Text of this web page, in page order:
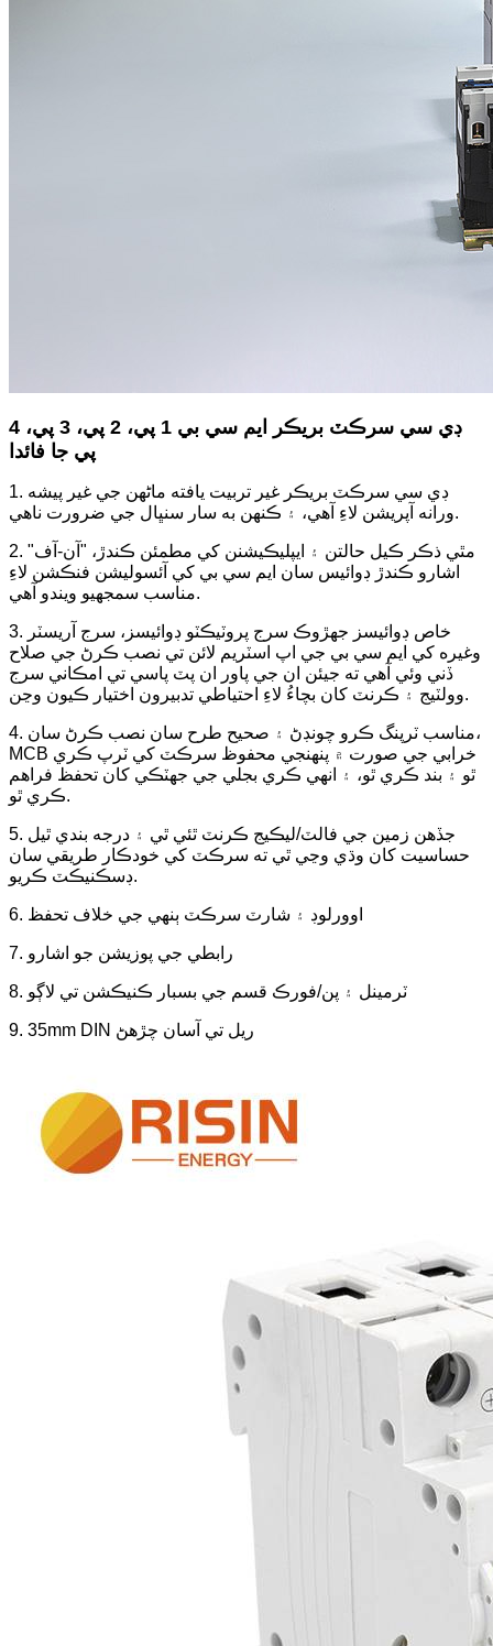
ڊي سي سرڪٽ بريڪر ايم سي بي 1 پي، 2 پي، 3 پي، 4
پي جا فائدا
1. ڊي سي سرڪٽ بريڪر غير تربيت يافته ماڻهن جي غير پيشه
ورانه آپريشن لاءِ آهي، ۽ ڪنهن به سار سنڀال جي ضرورت ناهي.
2. مٿي ذڪر ڪيل حالتن ۽ ايپليڪيشنن کي مطمئن ڪندڙ، "آن-آف"
اشارو ڪندڙ ڊوائيس سان ايم سي بي کي آئسوليشن فنڪشن لاءِ
مناسب سمجهيو ويندو آهي.
3. خاص ڊوائيسز جهڙوڪ سرج پروٽيڪٽو ڊوائيسز، سرج آريسٽر
وغيره کي ايم سي بي جي اپ اسٽريم لائن تي نصب ڪرڻ جي صلاح
ڏني وئي آهي ته جيئن ان جي پاور ان پٽ پاسي تي امڪاني سرج
وولٽيج ۽ ڪرنٽ کان بچاءُ لاءِ احتياطي تدبيرون اختيار ڪيون وڃن.
4. مناسب ٽرپنگ ڪرو چونڊڻ ۽ صحيح طرح سان نصب ڪرڻ سان،
MCB خرابي جي صورت ۾ پنهنجي محفوظ سرڪٽ کي ٽرپ ڪري
ٿو ۽ بند ڪري ٿو، ۽ انهي ڪري بجلي جي جھٽڪي کان تحفظ فراهم
ڪري ٿو.
5. جڏهن زمين جي فالٽ/ليڪيج ڪرنٽ ٿئي ٿي ۽ درجه بندي ٿيل
حساسيت کان وڌي وڃي ٿي ته سرڪٽ کي خودڪار طريقي سان
ڊسڪنيڪٽ ڪريو.
6. اوورلوڊ ۽ شارٽ سرڪٽ ٻنهي جي خلاف تحفظ
7. رابطي جي پوزيشن جو اشارو
8. ٽرمينل ۽ پن/فورڪ قسم جي بسبار ڪنيڪشن تي لاڳو
9. 35mm DIN ريل تي آسان چڙهڻ